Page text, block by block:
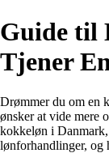
Guide til
Tjener
Drømmer du om en
ønsker at vide mere
kokkeløn i
lønforhandlinger, og